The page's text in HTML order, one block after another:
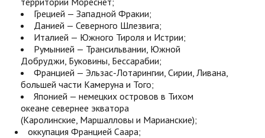
Грецией — Западной Фракии;
Данией — Северного Шлезвига;
Италией — Южного Тироля и Истрии;
Румынией — Трансильвании, Южной
Добруджи, Буковины, Бессарабии;
Францией — Эльзас-Лотарингии, Сирии, Ливана,
большей части Камеруна и Того;
Японией — немецких островов в Тихом
океане севернее экватора
(Каролинские, Маршалловы и Марианские);
оккупация Францией Саара;